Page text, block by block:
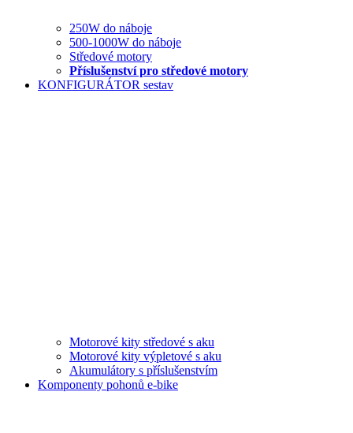
250W do náboje
500-1000W do náboje
Středové motory
Příslušenství pro středové motory
KONFIGURÁTOR sestav
Motorové kity středové s aku
Motorové kity výpletové s aku
Akumulátory s příslušenstvím
Komponenty pohonů e-bike